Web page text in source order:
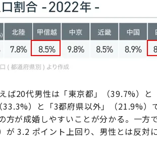
ば20代男性は「東京都」（39.7%）と
）と「3都府県以外」（21.9%）
が成婚しやすいことが分かる。一方
3.2 ポイント上回り、男性とは反対